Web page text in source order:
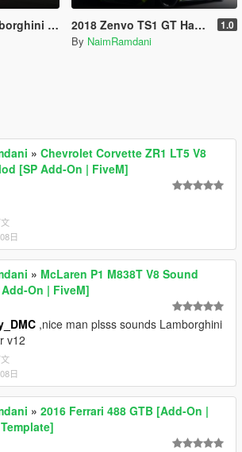
Top Speed 2018 Zenvo TS1 GT Handling - top speed 1.0
By NaimRamdani
» Chevrolet Corvette ZR1 LT5 V8
[SP Add-On | FiveM]
日
» McLaren P1 M838T V8 Sound
On | FiveM]
,nice man plsss sounds Lamborghini
v12
日
» 2016 Ferrari 488 GTB [Add-On |